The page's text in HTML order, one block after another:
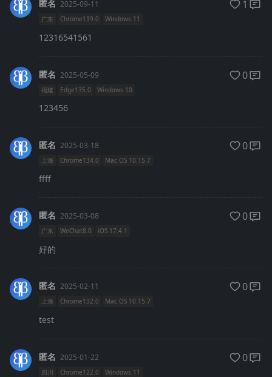
匿名 2025-09-11 1
广东 Chrome139.0 Windows 11
12316541561
匿名 2025-05-09 0
福建 Edge135.0 Windows 10
123456
匿名 2025-03-18 0
上海 Chrome134.0 Mac OS 10.15.7
ffff
匿名 2025-03-08 0
广东 WeChat8.0 iOS 17.4.1
好的
匿名 2025-02-11 0
上海 Chrome132.0 Mac OS 10.15.7
test
匿名 2025-01-22 0
四川 Chrome122.0 Windows 11